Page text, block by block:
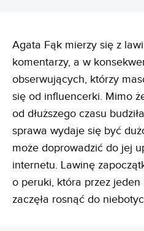
Agata Fąk mierzy się z
komentarzy, a w
obserwujących, którzy
się od influencerki. Mimo
od dłuższego czasu
sprawa wydaje się być
może doprowadzić do jej
internetu. Lawinę
o peruki, która przez
zaczęła rosnąć do